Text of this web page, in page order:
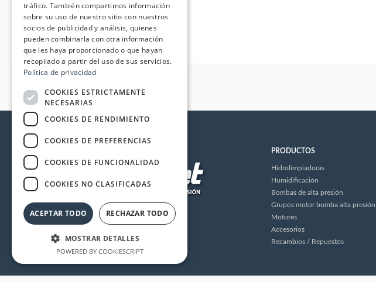
PRODUCTOS
Hidrolimpiadoras
Humidificación
Bombas de alta presión
Grupos motor bomba alta presión
Motores
Accesorios
Recambios / Repuestos
tráfico. También compartimos información
sobre su uso de nuestro sitio con nuestros
socios de publicidad y análisis, quienes
pueden combinarla con otra información
que les haya proporcionado o que hayan
recopilado a partir del uso de sus servicios.
Política de privacidad
COOKIES ESTRICTAMENTE
NECESARIAS
COOKIES DE RENDIMIENTO
COOKIES DE PREFERENCIAS
COOKIES DE FUNCIONALIDAD
COOKIES NO CLASIFICADAS
ACEPTAR TODO RECHAZAR TODO
MOSTRAR DETALLES
POWERED BY COOKIESCRIPT